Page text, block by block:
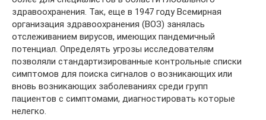
здравоохранения. Так, еще в 1947 году Всемирная
организация здравоохранения (ВОЗ) занялась
отслеживанием вирусов, имеющих пандемичный
потенциал. Определять угрозы исследователям
позволяли стандартизированные контрольные списки
симптомов для поиска сигналов о возникающих или
вновь возникающих заболеваниях среди групп
пациентов с симптомами, диагностировать которые
нелегко.